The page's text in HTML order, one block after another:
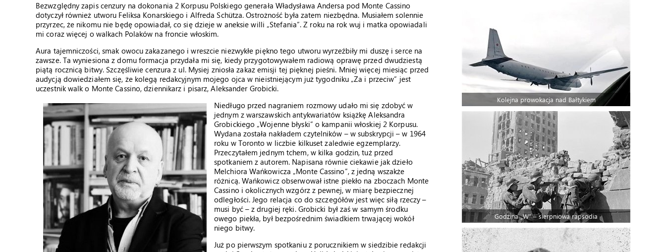
Bezwzględny zapis cenzury na dokonania 2 Korpusu Polskiego generała Władysława Andersa pod Monte Cassino
dotyczył również utworu Feliksa Konarskiego i Alfreda Schütza. Ostrożność była zatem niezbędna. Musiałem solennie
przyrzec, że nikomu nie będę opowiadał, co się dzieje w aneksie willi „Stefania”. Z roku na rok wuj i matka opowiadali
mi coraz więcej o walkach Polaków na froncie włoskim.
Aura tajemniczości, smak owocu zakazanego i wreszcie niezwykłe piękno tego utworu wyrzeźbiły mi duszę i serce na
zawsze. Ta wyniesiona z domu formacja przydała mi się, kiedy przygotowywałem radiową oprawę przed dwudziestą
piątą rocznicą bitwy. Szczęśliwie cenzura z ul. Mysiej zniosła zakaz emisji tej pięknej pieśni. Mniej więcej miesiąc przed
audycją dowiedziałem się, że kolegą redakcyjnym mojego ojca w nieistniejącym już tygodniku „Za i przeciw” jest
uczestnik walk o Monte Cassino, dziennikarz i pisarz, Aleksander Grobicki.
Niedługo przed nagraniem rozmowy udało mi się zdobyć w
jednym z warszawskich antykwariatów książkę Aleksandra
Grobickiego „Wojenne błyski” o kampanii włoskiej 2 Korpusu.
Wydana została nakładem czytelników – w subskrypcji – w 1964
roku w Toronto w liczbie kilkuset zaledwie egzemplarzy.
Przeczytałem jednym tchem, w kilka godzin, tuż przed
spotkaniem z autorem. Napisana równie ciekawie jak dzieło
Melchiora Wańkowicza „Monte Cassino”, z jedną wszakże
różnicą. Wańkowicz obserwował istne piekło na zboczach Monte
Cassino i okolicznych wzgórz z pewnej, w miarę bezpiecznej
odległości. Jego relacja co do szczegółów jest więc siłą rzeczy –
musi być – z drugiej ręki. Grobicki był zaś w samym środku
owego piekła, był bezpośrednim świadkiem trwającej wokół
niego bitwy.
Już po pierwszym spotkaniu z porucznikiem w siedzibie redakcji
Kolejna prowokacja nad Bałtykiem
Godzina „W” – sierpniowa rapsodia